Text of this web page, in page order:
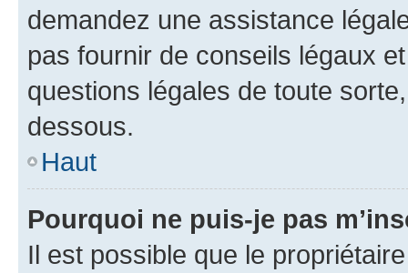
demandez une assistance
pas fournir de conseils légaux
questions légales de toute
dessous.
Haut
Pourquoi ne puis-je pas
Il est possible que le